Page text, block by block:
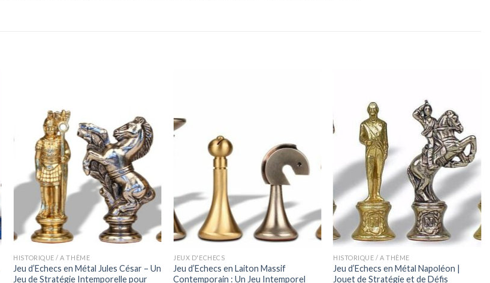
HISTORIQUE / A THÈME
Jeu d’Echecs en Métal Jules César – Un
Jeu de Stratégie Intemporelle pour
JEUX D'ECHECS
Jeu d’Echecs en Laiton Massif
Contemporain : Un Jeu Intemporel
HISTORIQUE / A THÈME
Jeu d’Echecs en Métal Napoléon |
Jouet de Stratégie et de Défis